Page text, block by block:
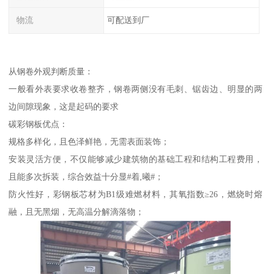
物流 可配送到厂
从钢卷外观判断质量：
一般看外表要求收卷整齐，钢卷两侧没有毛刺、锯齿边、明显的两
边间隙现象，这是起码的要求
碳彩钢板优点：
规格多样化，且色泽鲜艳，无需表面装饰；
安装灵活方便，不仅能够减少建筑物的基础工程和结构工程费用，
且能多次拆装，综合效益十分显#着,曦#；
防火性好，彩钢板芯材为B1级难燃材料，其氧指数≥26，燃烧时熔
融，且无黑烟，无高温分解滴落物；